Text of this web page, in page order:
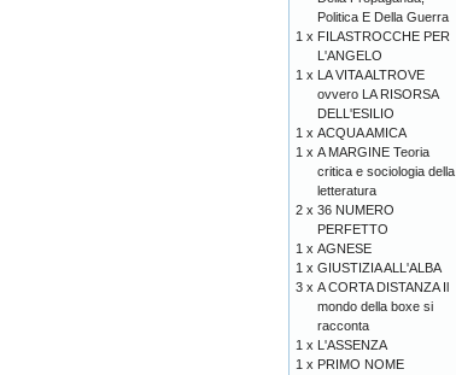
Politica E Della Guerra
1 x FILASTROCCHE PER
L'ANGELO
1 x LA VITA ALTROVE
ovvero LA RISORSA
DELL'ESILIO
1 x ACQUA AMICA
1 x A MARGINE Teoria
critica e sociologia della
letteratura
2 x 36 NUMERO
PERFETTO
1 x AGNESE
1 x GIUSTIZIA ALL'ALBA
3 x A CORTA DISTANZA Il
mondo della boxe si
racconta
1 x L'ASSENZA
1 x PRIMO NOME